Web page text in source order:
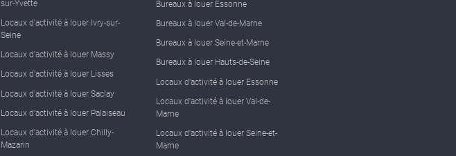
sur-Yvette
Locaux d'activité à louer Ivry-sur-
Seine
Locaux d'activité à louer Massy
Locaux d'activité à louer Lisses
Locaux d'activité à louer Saclay
Locaux d'activité à louer Palaiseau
Locaux d'activité à louer Chilly-
Mazarin
Bureaux à louer Essonne
Bureaux à louer Val-de-Marne
Bureaux à louer Seine-et-Marne
Bureaux à louer Hauts-de-Seine
Locaux d'activité à louer Essonne
Locaux d'activité à louer Val-de-
Marne
Locaux d'activité à louer Seine-et-
Marne